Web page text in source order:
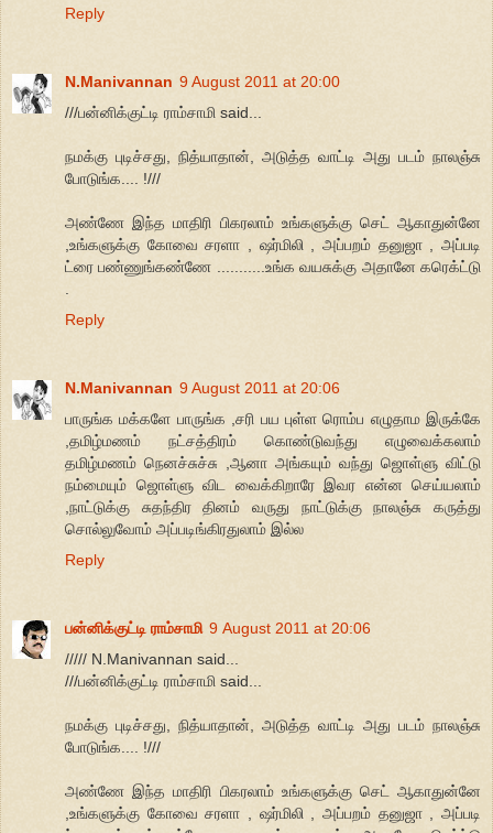
Reply
N.Manivannan 9 August 2011 at 20:00
///பன்னிக்குட்டி ராம்சாமி said...
நமக்கு புடிச்சது, நித்யாதான், அடுத்த வாட்டி அது படம் நாலஞ்சு
போடுங்க.... !///
அண்ணே இந்த மாதிரி பிகரலாம் உங்களுக்கு செட் ஆகாதுன்னே
,உங்களுக்கு கோவை சரளா , ஷர்மிலி , அப்பறம் தனுஜா , அப்படி
ட்ரை பண்ணுங்கண்ணே ...........உங்க வயசுக்கு அதானே கரெக்ட்டு
Reply
N.Manivannan 9 August 2011 at 20:06
பாருங்க மக்களே பாருங்க ,சரி பய புள்ள ரொம்ப எழுதாம இருக்கே
,தமிழ்மணம் நட்சத்திரம் கொண்டுவந்து எழுவைக்கலாம்
தமிழ்மணம் நெனச்சுச்சு ,ஆனா அங்கயும் வந்து ஜொள்ளு விட்டு
நம்மையும் ஜொள்ளு விட வைக்கிறாரே இவர என்ன செய்யலாம்
,நாட்டுக்கு சுதந்திர தினம் வருது நாட்டுக்கு நாலஞ்சு கருத்து
சொல்லுவோம் அப்படிங்கிரதுலாம் இல்ல
Reply
பன்னிக்குட்டி ராம்சாமி 9 August 2011 at 20:06
///// N.Manivannan said...
///பன்னிக்குட்டி ராம்சாமி said...
நமக்கு புடிச்சது, நித்யாதான், அடுத்த வாட்டி அது படம் நாலஞ்சு
போடுங்க.... !///
அண்ணே இந்த மாதிரி பிகரலாம் உங்களுக்கு செட் ஆகாதுன்னே
,உங்களுக்கு கோவை சரளா , ஷர்மிலி , அப்பறம் தனுஜா , அப்படி